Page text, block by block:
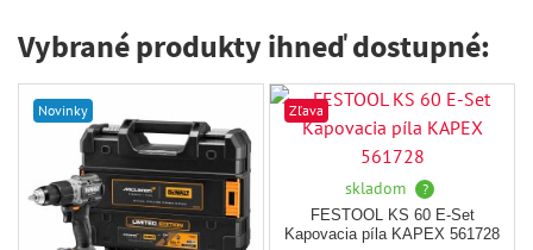
Vybrané produkty ihneď dostupné:
Novinky Zľava
skladom
?
FESTOOL KS 60 E-Set
Kapovacia píla KAPEX 561728